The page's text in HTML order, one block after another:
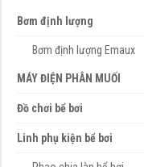
Bơm định lượng
Bơm định lượng Emaux
MÁY ĐIỆN PHÂN MUỐI
Đồ chơi bể bơi
Linh phụ kiện bể bơi